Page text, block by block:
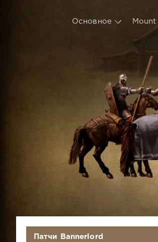
Основное
Патчи Bannerlord